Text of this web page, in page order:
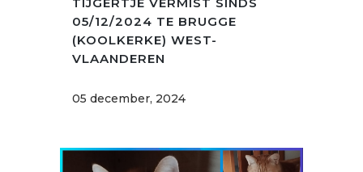
05/12/2024 TE BRUGGE
(KOOLKERKE) WEST-
VLAANDEREN
05 december, 2024